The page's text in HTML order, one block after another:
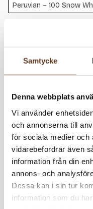
Samtycke
Denna webbplats
Vi använder
och annonserna till
för sociala medier och
vidarebefordrar även
information från din
annons- och
Dessa kan i sin tur
information som du
Peruvian – 100 Snow
Addi Classic Lace
100 cm (99 kr)
Addi Classic Lace
kr)
Addi Classic Lace
kr)
Addi Classic Lace
kr)